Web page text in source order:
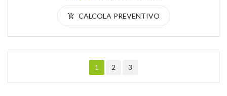
CALCOLA PREVENTIVO
1 2 3